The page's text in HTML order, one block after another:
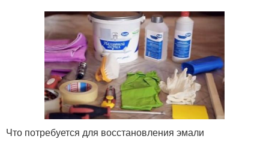
Что потребуется для восстановления эмали